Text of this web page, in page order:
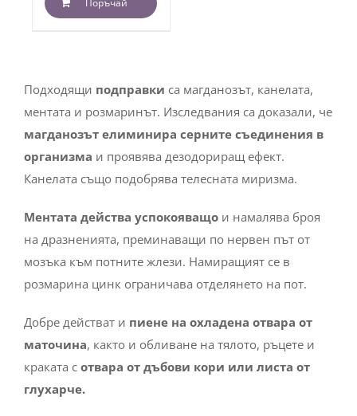
Поръчай
Подходящи подправки са магданозът, канелата,
ментата и розмаринът. Изследвания са доказали, че
магданозът елиминира серните съединения в
организма и проявява дезодориращ ефект.
Канелата също подобрява телесната миризма.
Ментата действа успокояващои намалява броя
на дразненията, преминаващи по нервен път от
мозъка към потните жлези. Намиращият се в
розмарина цинк ограничава отделянето на пот.
Добре действат и пиене на охладена отвара от
маточина, както и обливане на тялото, ръцете и
краката сотвара от дъбови кори или листа от
глухарче.